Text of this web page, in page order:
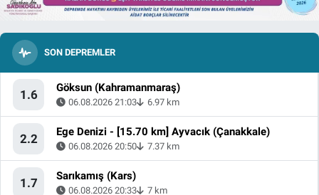
SON DEPREMLER
1.6 Göksun (Kahramanmaraş)
06.08.2026 21:03 6.97 km
2.2 Ege Denizi - [15.70 km] Ayvacık (Çanakkale)
06.08.2026 20:50 7.37 km
1.7 Sarıkamış (Kars)
06.08.2026 20:33 7 km